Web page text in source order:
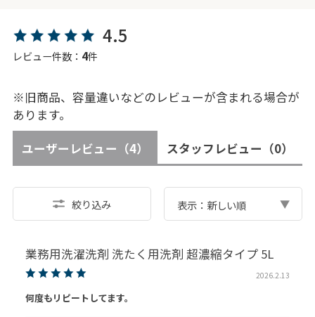
4.5
レビュー件数： 4件
※旧商品、容量違いなどのレビューが含まれる場合が
あります。
ユーザーレビュー （4） スタッフレビュー （0）
絞り込み 表示：新しい順
業務用洗濯洗剤 洗たく用洗剤 超濃縮タイプ 5L
2026.2.13
何度もリピートしてます。